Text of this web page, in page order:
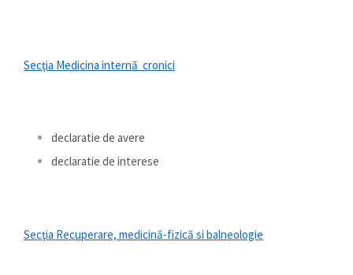
Secţia Medicina internă cronici
declaratie de avere
declaratie de interese
Secţia Recuperare, medicină-fizică si balneologie